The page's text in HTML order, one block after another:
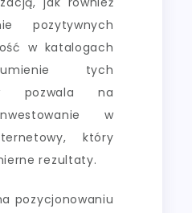
pozytywnych
w katalogach
tych
pozwala na
w
który
rezultaty.
pozycjonowaniu